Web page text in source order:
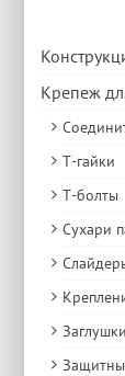
Крепеж
Т-гайки
Т-болты
Сухари
Заглушки